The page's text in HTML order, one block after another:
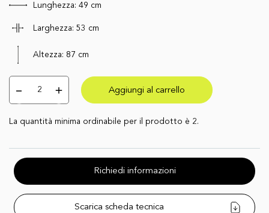
Lunghezza: 49 cm
Larghezza: 53 cm
Altezza: 87 cm
Aggiungi al carrello
La quantità minima ordinabile per il prodotto è 2.
Richiedi informazioni
Scarica scheda tecnica